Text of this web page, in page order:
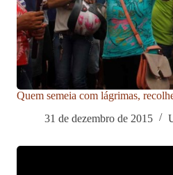
Quem semeia com lágrimas,
31 de dezembro de 2015